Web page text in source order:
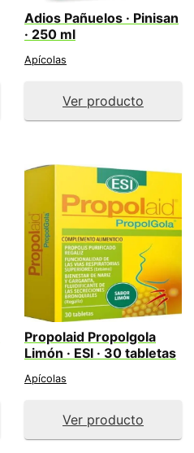
Adios Pañuelos · Pinisan
· 250 ml
Apícolas
Ver producto
Propolaid Propolgola
Limón · ESI · 30 tabletas
Apícolas
Ver producto